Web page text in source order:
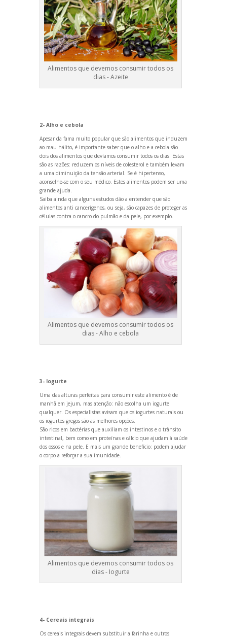
Alimentos que devemos consumir todos os
dias - Azeite
2- Alho e cebola
Apesar da fama muito popular que são alimentos que induzem
ao mau hálito, é importante saber que o alho e a cebola são
dois dos alimentos que devíamos consumir todos os dias. Estas
são as razões: reduzem os níveis de colesterol e também levam
a uma diminuição da tensão arterial. Se é hipertenso,
aconselhe-se com o seu médico. Estes alimentos podem ser uma
grande ajuda.
Saiba ainda que alguns estudos dão a entender que são
alimentos anti cancerígenos, ou seja, são capazes de proteger as
células contra o cancro do pulmão e da pele, por exemplo.
Alimentos que devemos consumir todos os
dias - Alho e cebola
3- Iogurte
Uma das alturas perfeitas para consumir este alimento é de
manhã em jejum, mas atenção: não escolha um iogurte
qualquer. Os especialistas avisam que os iogurtes naturais ou
os iogurtes gregos são as melhores opções.
São ricos em bactérias que auxiliam os intestinos e o trânsito
intestinal, bem como em proteínas e cálcio que ajudam à saúde
dos ossos e na pele. E mais um grande benefício: podem ajudar
o corpo a reforçar a sua imunidade.
Alimentos que devemos consumir todos os
dias - Iogurte
4- Cereais integrais
Os cereais integrais devem substituir a farinha e outros